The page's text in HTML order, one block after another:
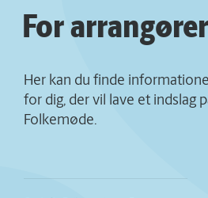
For arrangører
Her kan du finde
for dig, der vil lave et indslag
Folkemøde.